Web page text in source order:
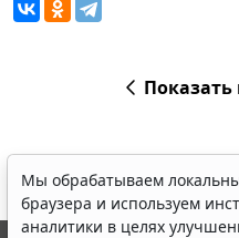
Мы обрабатываем
браузера и используем
аналитики в целях